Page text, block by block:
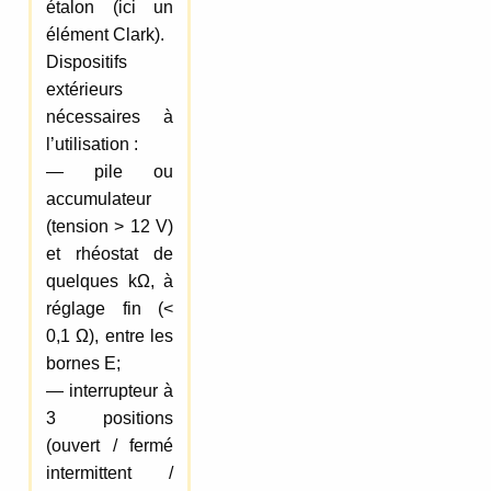
étalon (ici un
élément Clark).
Dispositifs
extérieurs
nécessaires à
l’utilisation :
— pile ou
accumulateur
(tension > 12 V)
et rhéostat de
quelques kΩ, à
réglage fin (<
0,1 Ω), entre les
bornes E;
— interrupteur à
3 positions
(ouvert / fermé
intermittent /